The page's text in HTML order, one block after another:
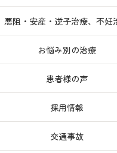
悪阻・安産・逆子治療、不妊
お悩み別の治療
患者様の声
採用情報
交通事故